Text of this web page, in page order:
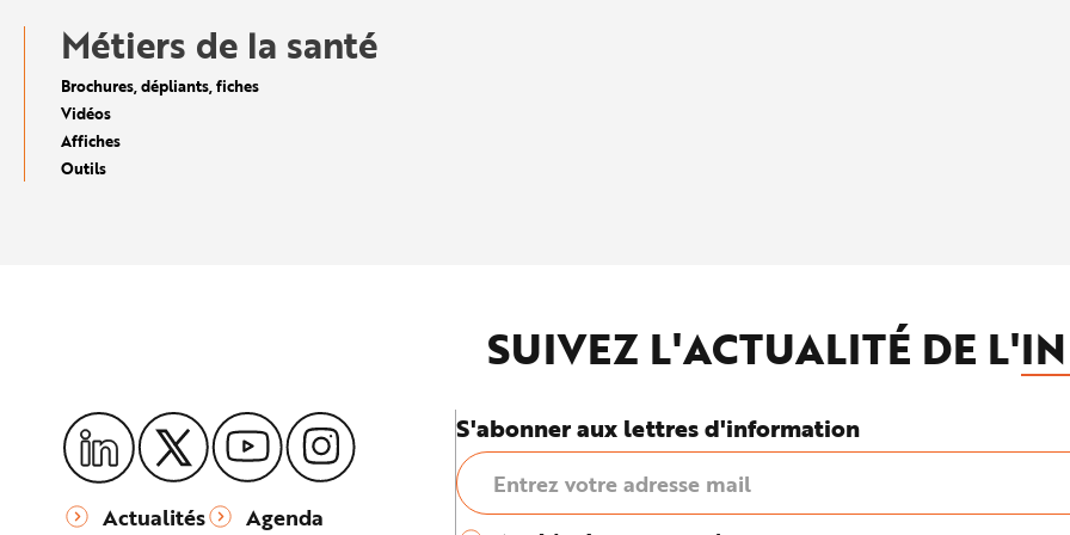
Métiers de la santé
Brochures, dépliants, fiches
Vidéos
Affiches
Outils
SUIVEZ L'ACTUALITÉ DE L'
Actualités Agenda
S'abonner aux lettres d'information